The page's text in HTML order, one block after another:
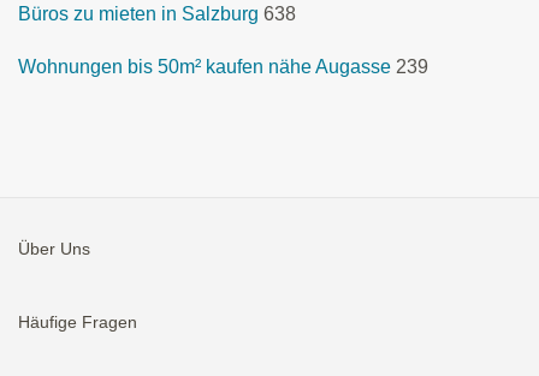
Büros zu mieten in Salzburg 638
Wohnungen bis 50m² kaufen nähe Augasse 239
Über Uns
Häufige Fragen